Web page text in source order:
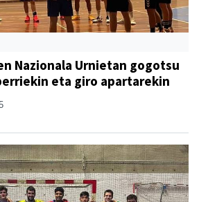
Nazionala Urnietan gogotsu
eta giro apartarekin